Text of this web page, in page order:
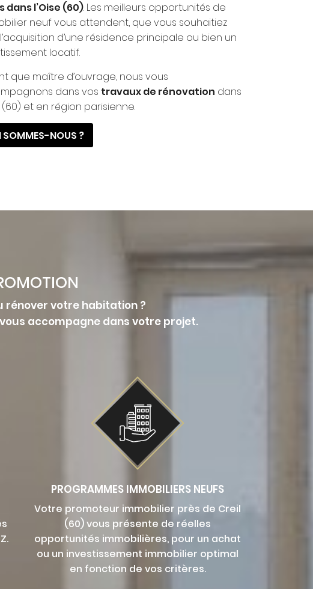
dans l’Oise (60). Les meilleurs opportunités de
neuf vous attendent, que vous souhaitiez
d’une résidence principale ou bien un
locatif.
que maître d’ouvrage, nous vous
dans vos travaux de rénovation dans
(60) et en région parisienne.
SOMMES-NOUS ?
rénover votre habitation ?
accompagne dans votre projet.
PROGRAMMES IMMOBILIERS NEUFS
Votre promoteur immobilier près de Creil
(60) vous présente de réelles
opportunités immobilières, pour un achat
ou un investissement immobilier optimal
en fonction de vos critères.